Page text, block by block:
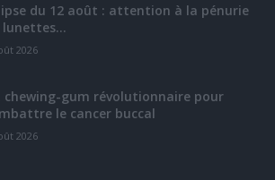
du 12 août : attention à la pénurie
lunettes...
2026
chewing-gum révolutionnaire pour
le cancer buccal
2026